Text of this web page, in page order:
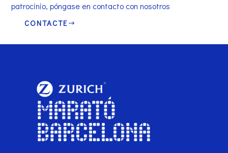
patrocinio, póngase en contacto con nosotros
CONTACTE